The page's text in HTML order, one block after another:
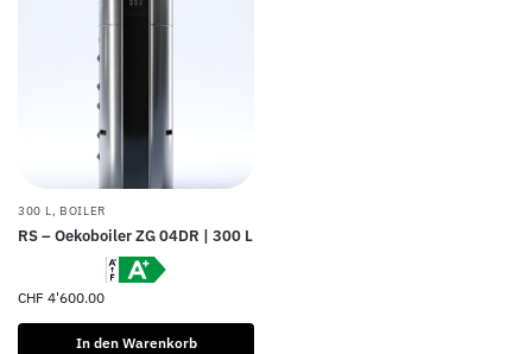
300 L, BOILER
RS – Oekoboiler ZG 04DR | 300 L
CHF 4'600.00
In den Warenkorb